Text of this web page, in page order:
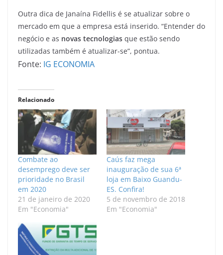
Outra dica de Janaína Fidellis é se atualizar sobre o
mercado em que a empresa está inserido. “Entender do
negócio e as novas tecnologias que estão sendo
utilizadas também é atualizar-se”, pontua.
Fonte: IG ECONOMIA
Relacionado
Combate ao
desemprego deve ser
prioridade no Brasil
em 2020
21 de janeiro de 2020
Em "Economia"
Caús faz mega
inauguração de sua 6ª
loja em Baixo Guandu-
ES. Confira!
5 de novembro de 2018
Em "Economia"